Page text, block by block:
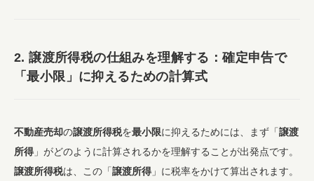
2.譲渡所得税の仕組みを理解する：確定申告で
「最小限 」に抑えるための計算式
不動産売却の譲渡所得税を最小限に抑えるためには、まず「譲渡
所得 」がどのように計算されるかを理解することが出発点です。
譲渡所得税は、この「譲渡所得 」に税率をかけて算出されます。